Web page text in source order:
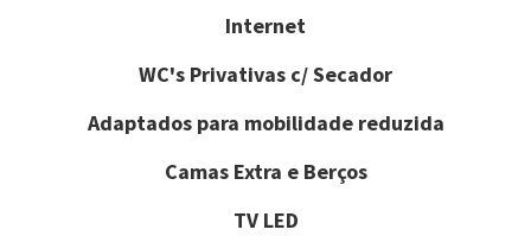
Internet
WC's Privativas c/ Secador
Adaptados para mobilidade reduzida
Camas Extra e Berços
TV LED